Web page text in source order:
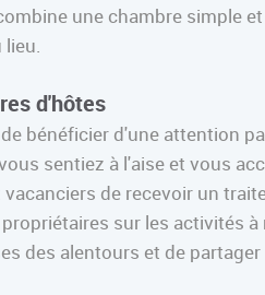
une chambre simple
d'hôtes
bénéficier d'une attention
sentiez à l'aise et vous
de recevoir un
sur les activités
des alentours et de